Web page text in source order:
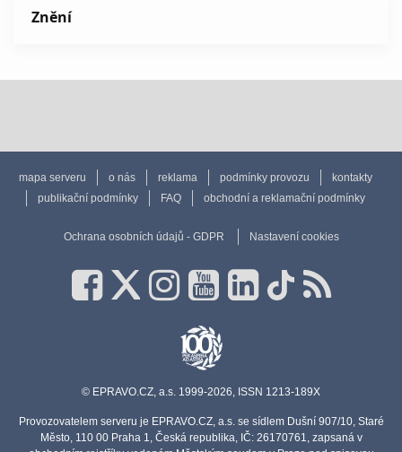
Znění
mapa serveru o nás reklama podmínky provozu
kontakty
publikační podmínky
FAQ obchodní a reklamační podmínky
Ochrana osobních údajů - GDPR Nastavení cookies
© EPRAVO.CZ, a.s. 1999-2026, ISSN 1213-189X
Provozovatelem serveru je EPRAVO.CZ, a.s. se sídlem Dušní 907/10, Staré
Město, 110 00 Praha 1, Česká republika, IČ: 26170761, zapsaná v